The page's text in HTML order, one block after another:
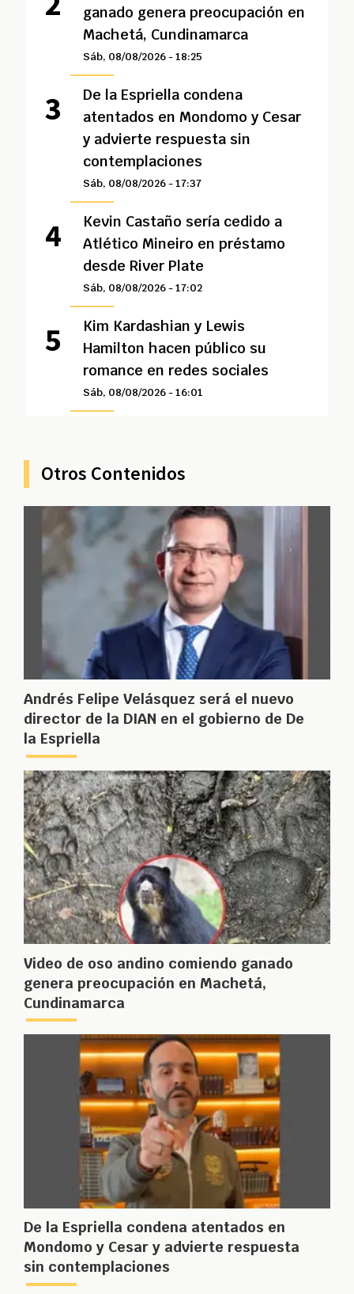
ganado genera preocupación en
Machetá, Cundinamarca
Sáb, 08/08/2026 - 18:25
De la Espriella condena
atentados en Mondomo y Cesar
y advierte respuesta sin
contemplaciones
Sáb, 08/08/2026 - 17:37
Kevin Castaño sería cedido a
Atlético Mineiro en préstamo
desde River Plate
Sáb, 08/08/2026 - 17:02
Kim Kardashian y Lewis
Hamilton hacen público su
romance en redes sociales
Sáb, 08/08/2026 - 16:01
Otros Contenidos
Andrés Felipe Velásquez será el nuevo
director de la DIAN en el gobierno de De
la Espriella
Video de oso andino comiendo ganado
genera preocupación en Machetá,
Cundinamarca
De la Espriella condena atentados en
Mondomo y Cesar y advierte respuesta
sin contemplaciones